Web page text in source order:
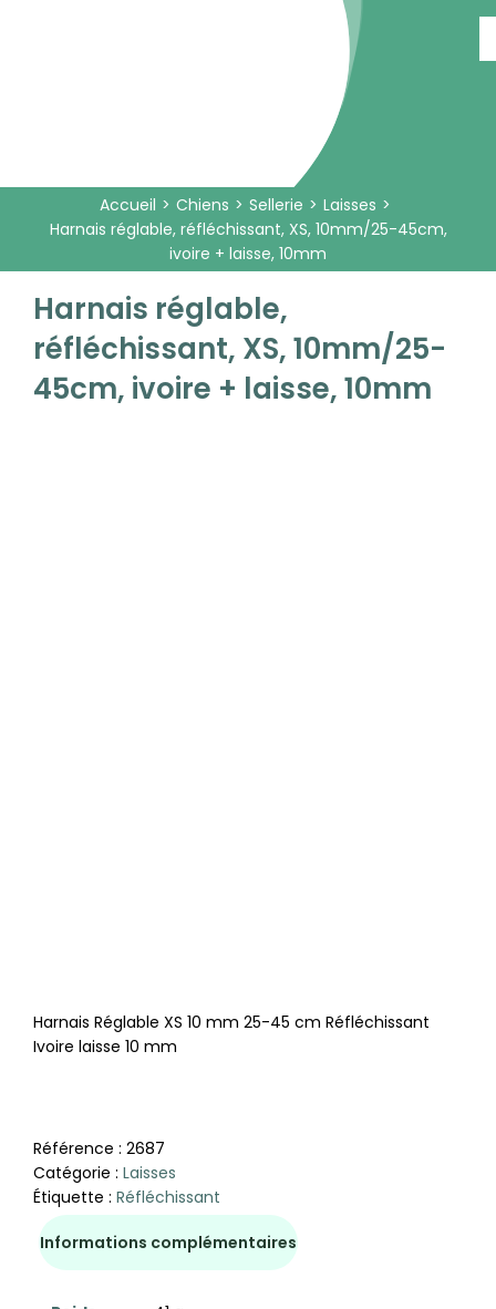
Accueil Chiens Sellerie
Laisses
Harnais réglable, réfléchissant, XS, 10mm/25-45cm,
ivoire + laisse, 10mm
Harnais réglable,
réfléchissant, XS, 10mm/25-
45cm, ivoire + laisse, 10mm
Harnais Réglable XS 10 mm 25-45 cm Réfléchissant
Ivoire laisse 10 mm
Référence : 2687
Catégorie : Laisses
Étiquette : Réfléchissant
Informations complémentaires